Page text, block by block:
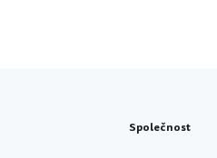
Společnost